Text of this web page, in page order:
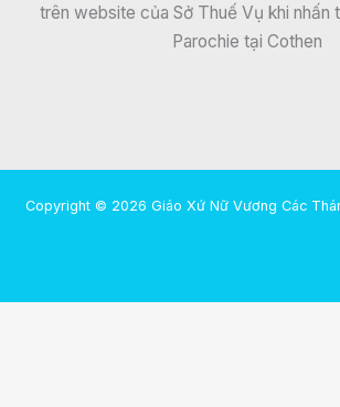
trên website của Sở Thuế Vụ khi nhấn
Parochie tại Cothen
Copyright © 2026 Giáo Xứ Nữ Vương Các